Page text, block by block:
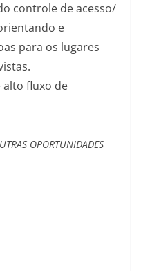
controle de acesso/
e
para os lugares
fluxo de
OPORTUNIDADES